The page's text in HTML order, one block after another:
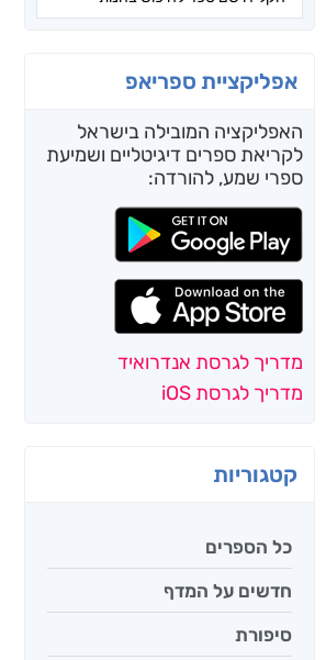
אפליקציית ספריאפ
האפליקציה המובילה בישראל
לקריאת ספרים דיגיטליים ושמיעת
ספרי שמע, להורדה:
מדריך לגרסת אנדרואיד
מדריך לגרסת iOS
קטגוריות
כל הספרים
חדשים על המדף
סיפורת